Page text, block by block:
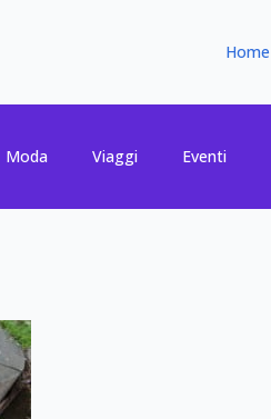
Home
Moda Viaggi Eventi